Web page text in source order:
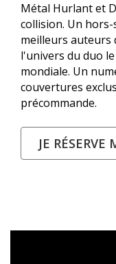
Métal Hurlant et
collision. Un
meilleurs auteurs
l'univers du duo
mondiale. Un
couvertures
précommande.
JE